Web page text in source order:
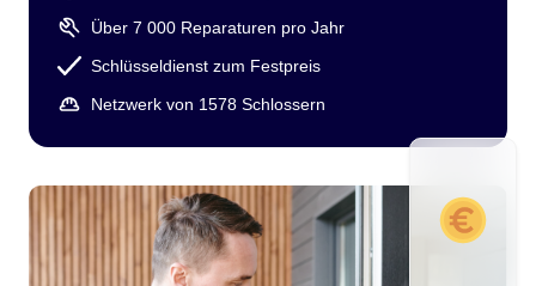
Über 7 000 Reparaturen pro Jahr
Schlüsseldienst zum Festpreis
Netzwerk von 1578 Schlossern